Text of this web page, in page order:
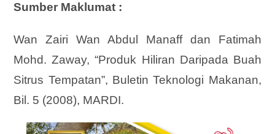
Sumber Maklumat :
Wan Zairi Wan Abdul Manaff dan Fatimah
Mohd. Zaway, “Produk Hiliran Daripada Buah
Sitrus Tempatan”, Buletin Teknologi Makanan,
Bil. 5 (2008), MARDI.